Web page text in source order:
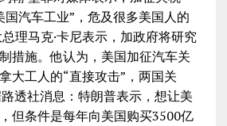
汽车工业”，危及很多美国人的
理马克·卡尼表示，加政府将研究
措施。他认为，美国加征汽车关
大工人的“直接攻击”，两国关
透社消息：特朗普表示，想让美
但条件是每年向美国购买3500亿